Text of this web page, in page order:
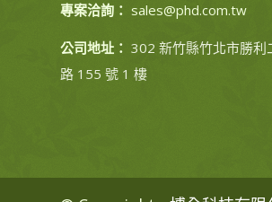
專案洽詢： sales@phd.com.tw
公司地址： 302 新竹縣竹北市勝利
路 155 號 1 樓